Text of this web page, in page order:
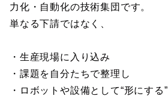
力化・自動化の技術集団です。
単なる下請ではなく、
・生産現場に入り込み
・課題を自分たちで整理し
・ロボットや設備として“形にする”